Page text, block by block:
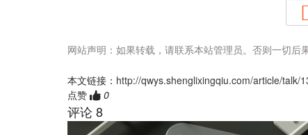
网站声明：如果转载，请联系本站管理员。否则一切后
本文链接： http://qwys.shenglixingqiu.com/article/talk/
点赞
0
评论 8